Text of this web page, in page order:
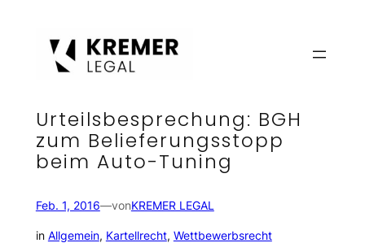
Urteilsbesprechung: BGH
zum Belieferungsstopp
beim Auto-Tuning
Feb. 1, 2016—vonKREMER LEGAL
in Allgemein, Kartellrecht, Wettbewerbsrecht